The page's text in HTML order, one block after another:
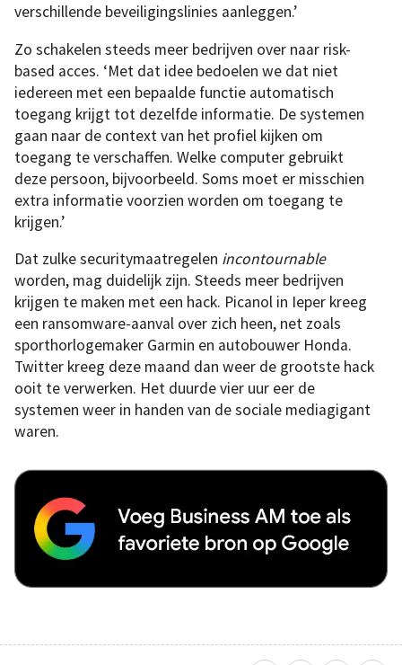
verschillende beveiligingslinies aanleggen.’
Zo schakelen steeds meer bedrijven over naar risk-
based acces. ‘Met dat idee bedoelen we dat niet
iedereen met een bepaalde functie automatisch
toegang krijgt tot dezelfde informatie. De systemen
gaan naar de context van het profiel kijken om
toegang te verschaffen. Welke computer gebruikt
deze persoon, bijvoorbeeld. Soms moet er misschien
extra informatie voorzien worden om toegang te
krijgen.’
Dat zulke securitymaatregelen incontournable
worden, mag duidelijk zijn. Steeds meer bedrijven
krijgen te maken met een hack. Picanol in Ieper kreeg
een ransomware-aanval over zich heen, net zoals
sporthorlogemaker Garmin en autobouwer Honda.
Twitter kreeg deze maand dan weer de grootste hack
ooit te verwerken. Het duurde vier uur eer de
systemen weer in handen van de sociale mediagigant
waren.